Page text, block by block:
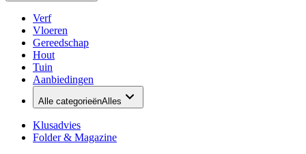
Verf
Vloeren
Gereedschap
Hout
Tuin
Aanbiedingen
Alle categorieënAlles
Klusadvies
Folder & Magazine